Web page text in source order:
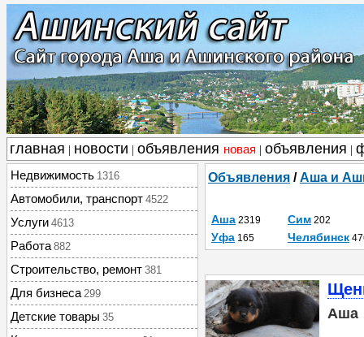
главная новости объявления новая объявления
Недвижимость 1316
Автомобили, транспорт 4522
Услуги 4613
Работа 882
Строительство, ремонт 381
Для бизнеса 299
Детские товары 35
Объявления /Аша и
Аша 2319 Сим 202
Уфа 165 Челябинск
Аша